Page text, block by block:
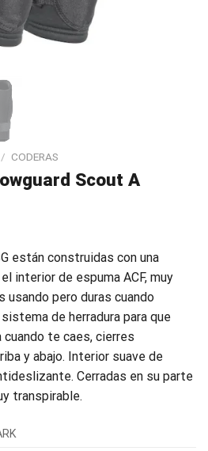
/ CODERAS
Scout A
están construidas con una
interior de espuma ACF, muy
usando pero duras cuando
de herradura para que
te caes, cierres
y abajo. Interior suave de
Cerradas en su parte
transpirable.